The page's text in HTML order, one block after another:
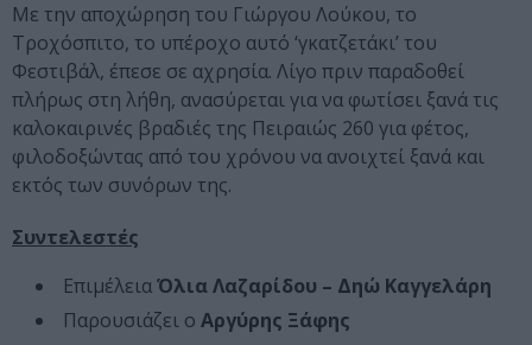
Με την αποχώρηση του Γιώργου Λούκου, το
Τροχόσπιτο, το υπέροχο αυτό ‘γκατζετάκι’ του
Φεστιβάλ, έπεσε σε αχρησία. Λίγο πριν παραδοθεί
πλήρως στη λήθη, ανασύρεται για να φωτίσει ξανά τις
καλοκαιρινές βραδιές της Πειραιώς 260 για φέτος,
φιλοδοξώντας από του χρόνου να ανοιχτεί ξανά και
εκτός των συνόρων της.
Συντελεστές
ΕπιμέλειαΌλια Λαζαρίδου – Δηώ Καγγελάρη
Παρουσιάζει ο Αργύρης Ξάφης